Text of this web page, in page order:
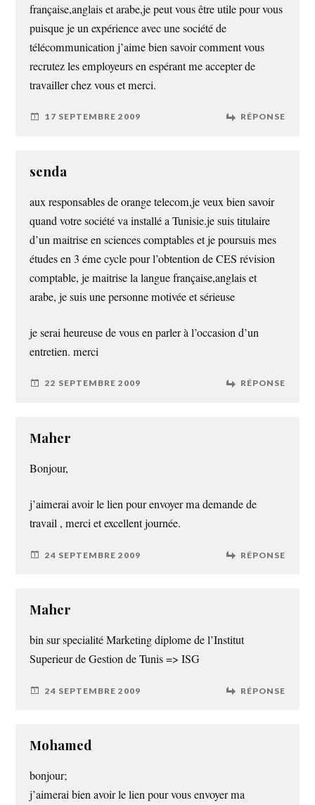
française,anglais et arabe,je peut vous être utile pour vous
puisque je un expérience avec une société de
télécommunication j’aime bien savoir comment vous
recrutez les employeurs en espérant me accepter de
travailler chez vous et merci.
17 SEPTEMBRE 2009 RÉPONSE
senda
aux responsables de orange telecom,je veux bien savoir
quand votre société va installé a Tunisie.je suis titulaire
d’un maitrise en sciences comptables et je poursuis mes
études en 3 éme cycle pour l’obtention de CES révision
comptable, je maitrise la langue française,anglais et
arabe, je suis une personne motivée et sérieuse
je serai heureuse de vous en parler à l’occasion d’un
entretien. merci
22 SEPTEMBRE 2009 RÉPONSE
Maher
Bonjour,
j’aimerai avoir le lien pour envoyer ma demande de
travail , merci et excellent journée.
24 SEPTEMBRE 2009 RÉPONSE
Maher
bin sur specialité Marketing diplome de l’Institut
Superieur de Gestion de Tunis => ISG
24 SEPTEMBRE 2009 RÉPONSE
Mohamed
bonjour;
j’aimerai bien avoir le lien pour vous envoyer ma